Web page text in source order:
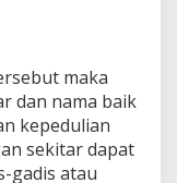
maka
dan nama baik
kepedulian
sekitar dapat
gadis atau